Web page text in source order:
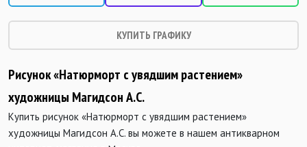
КУПИТЬ ГРАФИКУ
Рисунок «Натюрморт с увядшим растением»
художницы Магидсон А.С.
Купить рисунок «Натюрморт с увядшим растением»
художницы Магидсон А.С. вы можете в нашем антикварном